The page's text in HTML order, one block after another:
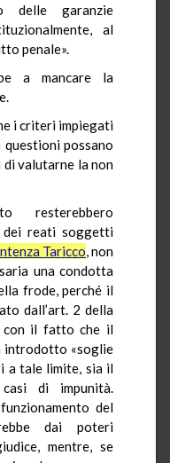
delle garanzie
al
penale».
a mancare la
i criteri impiegati
possano
valutarne la non
resterebbero
dei reati soggetti
Taricco, non
una condotta
frode, perché il
dall’art. 2 della
con il fatto che il
introdotto «soglie
a tale limite, sia il
di impunità.
del
dai poteri
mentre, se